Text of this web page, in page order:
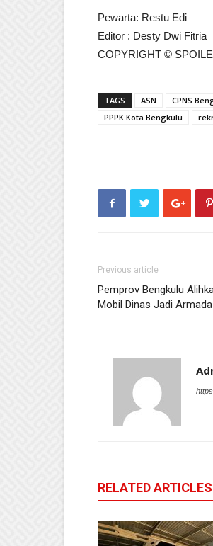
Pewarta: Restu Edi
Editor : Desty Dwi Fitria
COPYRIGHT ©
TAGS ASN CPNS
PPPK Kota Bengkulu
Previous article
Pemprov Bengkulu
Mobil Dinas Jadi
RELATED ARTICLES